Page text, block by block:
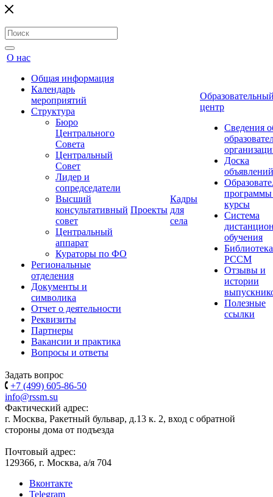
О нас
Общая информация
Календарь
мероприятий
Структура
Бюро
Центрального
Совета
Центральный
Совет
Лидер и
сопредседатели
Высший
консультативный
совет
Центральный
аппарат
Кураторы по ФО
Региональные
отделения
Документы и
символика
Отчет о деятельности
Реквизиты
Партнеры
Вакансии и практика
Вопросы и ответы
Проекты
Кадры
для
села
центр
Сведения
Доска
объявлений
курсы
Система
обучения
Библиотека
РССМ
Отзывы и
истории
Полезные
ссылки
Задать вопрос
+7 (499) 605-86-50
info@rssm.su
Фактический адрес:
г. Москва, Ракетный бульвар, д.13 к. 2, вход с обратной
стороны дома от подъезда
Почтовый адрес:
129366, г. Москва, а/я 704
Вконтакте
Telegram